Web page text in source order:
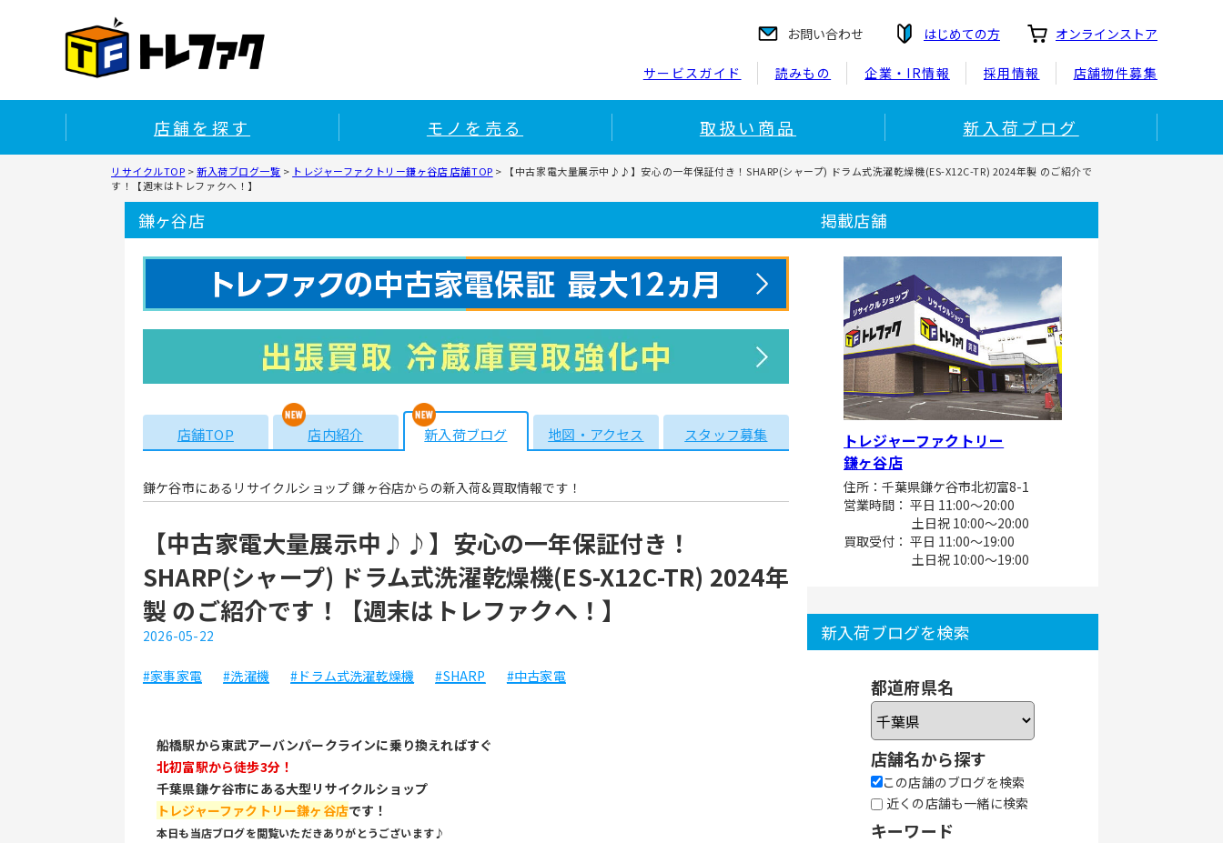
お問い合わせ はじめての方 オンラインストア
サービスガイド 読みもの 企業・IR情報 採用情報 店舗物件募集
店舗を探す モノを売る 取扱い商品 新入荷ブログ
リサイクルTOP >新入荷ブログ一覧 > トレジャーファクトリー鎌ヶ谷店 店舗TOP >
【中古家電大量展示中♪♪】安心の一年保証付き！SHARP(シャープ) ドラム式洗濯乾燥機(ES-X12C-TR) 2024年製 のご紹介で
す！【週末はトレファクへ！】
鎌ヶ谷店
店舗TOP 店内紹介 新入荷ブログ 地図・アクセス スタッフ募集
鎌ケ谷市にあるリサイクルショップ 鎌ヶ谷店からの新入荷&買取情報です！
【中古家電大量展示中♪♪】安心の一年保証付き！
SHARP(シャープ) ドラム式洗濯乾燥機(ES-X12C-TR) 2024年
製 のご紹介です！【週末はトレファクへ！】
2026-05-22
#家事家電 #洗濯機 #ドラム式洗濯乾燥機 #SHARP #中古家電
船橋駅から東武アーバンパークラインに乗り換えればすぐ
北初富駅から徒歩3分！
千葉県鎌ケ谷市にある大型リサイクルショップ
トレジャーファクトリー鎌ヶ谷店です！
本日も当店ブログを閲覧いただきありがとうございます♪
掲載店舗
トレジャーファクトリー
鎌ヶ谷店
住所：千葉県鎌ケ谷市北初富8-1
営業時間： 平日 11:00～20:00
土日祝 10:00～20:00
買取受付： 平日 11:00～19:00
土日祝 10:00～19:00
新入荷ブログを検索
都道府県名
店舗名から探す
この店舗のブログを検索
近くの店舗も一緒に検索
キーワード